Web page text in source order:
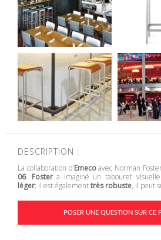
DESCRIPTION :
La collaboration d’Emecoavec Norman
06. Fostera imaginé un tabouret
léger; il est égalementtrès robuste, il peut
POSER UNE QUESTION SUR CE